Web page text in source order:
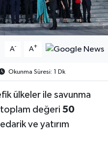
A- A+
Okunma Süresi: 1 Dk
ülkeler ile savunma
toplam değeri 50
ve yatırım